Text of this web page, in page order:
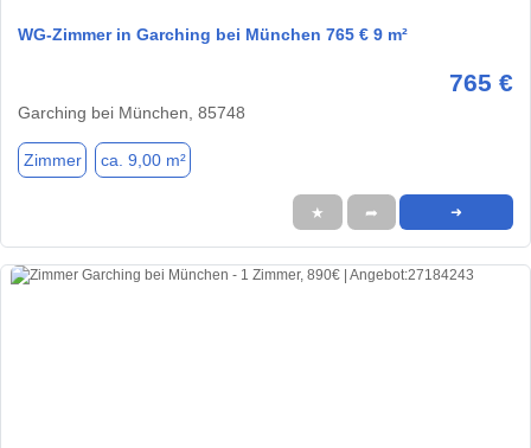
WG-Zimmer in Garching bei München 765 € 9 m²
765 €
Garching bei München, 85748
Zimmer ca. 9,00 m²
★ ➦ ➜